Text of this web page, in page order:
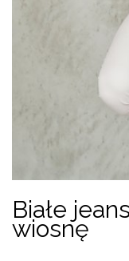
Białe
wiosnę